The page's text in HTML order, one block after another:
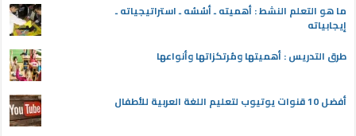
ما هو التعلم النشط : أهميته ـ أسُسُه ـ استراتيجياته ـ
إيجابياته
طرق التدريس : أهميتها ومُرتكزاتها وأنواعها
أفضل 10 قنوات يوتيوب لتعليم اللغة العربية للأطفال